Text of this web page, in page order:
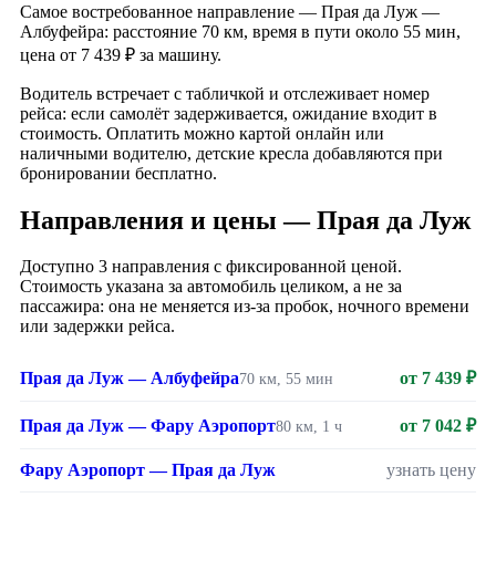
Самое востребованное направление — Прая да Луж —
Албуфейра: расстояние 70 км, время в пути около 55 мин,
цена от 7 439 ₽ за машину.
Водитель встречает с табличкой и отслеживает номер
рейса: если самолёт задерживается, ожидание входит в
стоимость. Оплатить можно картой онлайн или
наличными водителю, детские кресла добавляются при
бронировании бесплатно.
Направления и цены — Прая да Луж
Доступно 3 направления с фиксированной ценой.
Стоимость указана за автомобиль целиком, а не за
пассажира: она не меняется из-за пробок, ночного времени
или задержки рейса.
Прая да Луж — Албуфейра70 км, 55 мин от 7 439 ₽
Прая да Луж — Фару Аэропорт80 км, 1 ч от 7 042 ₽
Фару Аэропорт — Прая да Луж узнать цену